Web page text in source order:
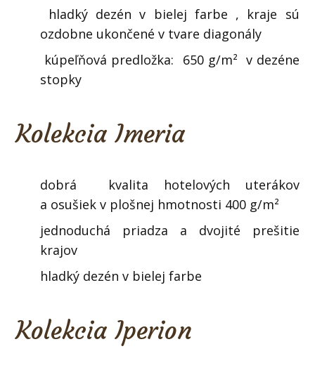
hladký dezén v bielej farbe , kraje sú
ozdobne ukončené v tvare diagonály
kúpeľňová predložka: 650 g/m² v dezéne
stopky
Kolekcia Imeria
dobrá kvalita hotelových uterákov
a osušiek v plošnej hmotnosti 400 g/m²
jednoduchá priadza a dvojité prešitie
krajov
hladký dezén v bielej farbe
Kolekcia Iperion